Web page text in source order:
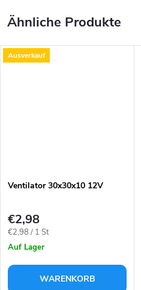
Ausverkauf
Ventilator 30x30x10 12V
€2,98
Verkaufspreis:
€2,98 / 1 St
Auf Lager
WARENKORB